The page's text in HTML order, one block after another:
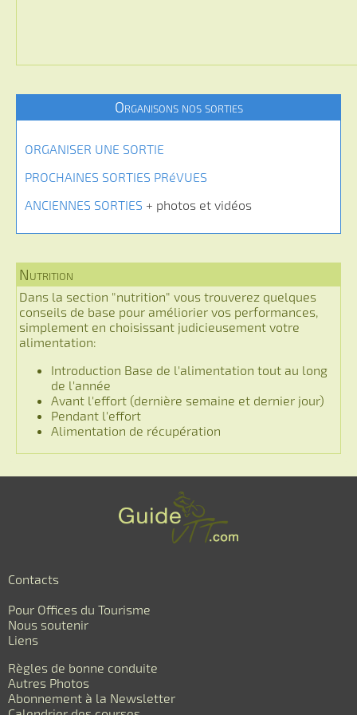
Organisons nos sorties
ORGANISER UNE SORTIE
PROCHAINES SORTIES PRéVUES
ANCIENNES SORTIES + photos et vidéos
Nutrition
Dans la section "nutrition" vous trouverez quelques
conseils de base pour améliorier vos performances,
simplement en choisissant judicieusement votre
alimentation:
Introduction Base de l'alimentation tout au long
de l'année
Avant l'effort (dernière semaine et dernier jour)
Pendant l'effort
Alimentation de récupération
Contacts
Pour Offices du Tourisme
Nous soutenir
Liens
Règles de bonne conduite
Autres Photos
Abonnement à la Newsletter